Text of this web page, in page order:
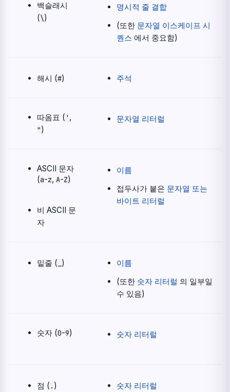
백슬래시
(\)
명시적 줄 결합
(또한 문자열 이스케이프 시
퀀스 에서 중요함)
해시 (#) 주석
따옴표 ( ' ,
")
문자열 리터럴
ASCII 문자
(a-z, A-Z)
비 ASCII 문
자
이름
접두사가 붙은 문자열 또는
바이트 리터럴
밑줄 ( )
이름
(또한 숫자 리터럴 의 일부일
수 있음)
숫자 (0-9) 숫자 리터럴
점 ( . ) 숫자 리터럴